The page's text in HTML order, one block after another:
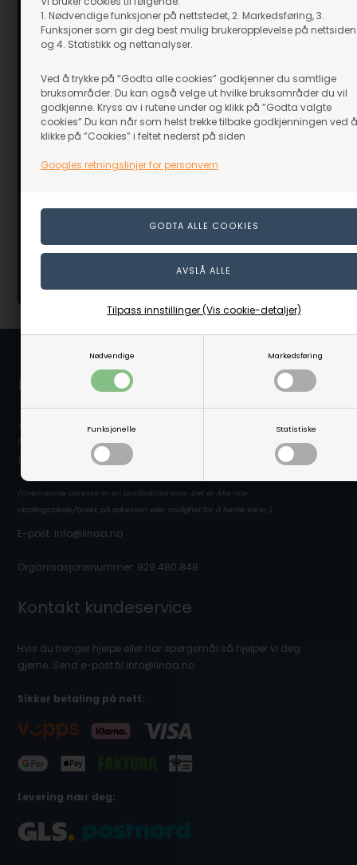
1. Nødvendige funksjoner på nettstedet, 2. Markedsføring, 3.
Funksjoner som gir deg best mulig brukeropplevelse på nettsiden
og 4. Statistikk og nettanalyser.
Ved å trykke på ”Godta alle cookies” godkjenner du samtlige
bruksområder. Du kan også velge ut hvilke bruksområder du vil
godkjenne. Kryss av i rutene under og klikk på ”Godta valgte
cookies”.Du kan når som helst trekke tilbake godkjenningen ved å
klikke på ”Cookies” i feltet nederst på siden
Googles retningslinjer for personvern
Nødvendige Markedsføring
Funksjonelle Statistiske
Tilpass innstillinger (Vis cookie-detaljer)
Kamspiker Blå 1:4x13 mm - ca. 500 stk.
249,00 NOK 169,00
Linå / Linaa.no
c/o Scanvisio AS
Postboks 80
1917 Ytre Enebakk
(Ovennevnte adresse er en postboksadresse. Det er ikke noe
utstillingslokale/butikk på adressen eller mulighet for å hente varer.)
E-post: info@linaa.no
Organisasjonsnummer: 929 480 848
Kontakt kundeservice
Hvis du trenger hjelpe eller har spørgsmål så hjelper vi deg
gjerne. Send e-post til info@linaa.no
Sikker betaling på nett:
Levering nær deg: